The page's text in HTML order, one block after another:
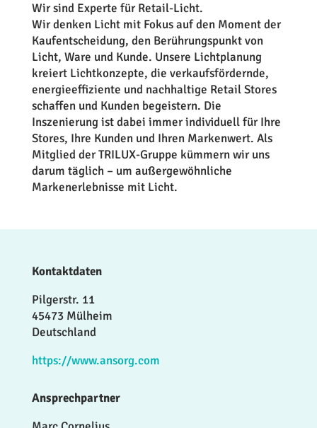
Wir sind Experte für Retail-Licht.
Wir denken Licht mit Fokus auf den Moment der
Kaufentscheidung, den Berührungspunkt von
Licht, Ware und Kunde. Unsere Lichtplanung
kreiert Lichtkonzepte, die verkaufsfördernde,
energieeffiziente und nachhaltige Retail Stores
schaffen und Kunden begeistern. Die
Inszenierung ist dabei immer individuell für Ihre
Stores, Ihre Kunden und Ihren Markenwert. Als
Mitglied der TRILUX-Gruppe kümmern wir uns
darum täglich – um außergewöhnliche
Markenerlebnisse mit Licht.
Kontaktdaten
Pilgerstr. 11
45473 Mülheim
Deutschland
https://www.ansorg.com
Ansprechpartner